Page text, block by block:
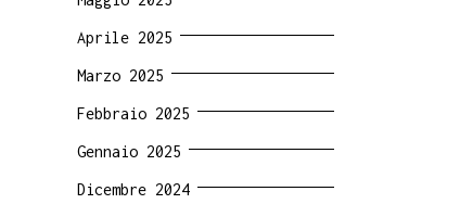
Aprile 2025
Marzo 2025
Febbraio 2025
Gennaio 2025
Dicembre 2024